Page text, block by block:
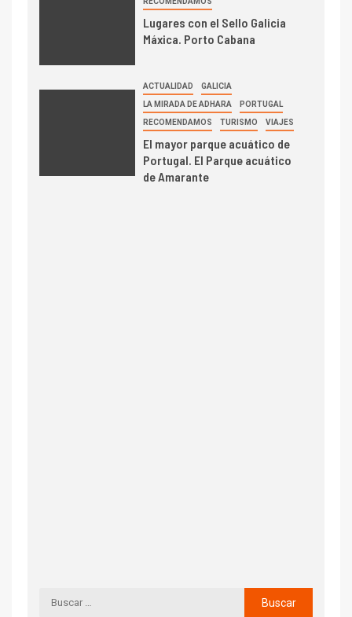
Lugares con el Sello Galicia
Máxica. Porto Cabana
ACTUALIDAD GALICIA
LA MIRADA DE ADHARA PORTUGAL
RECOMENDAMOS TURISMO VIAJES
El mayor parque acuático de
Portugal. El Parque acuático
de Amarante